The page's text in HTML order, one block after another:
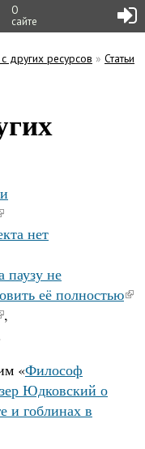
О
сайте
других ресурсов » Статьи
нет
паузу не
её полностью
,
«Философ
Юдковский о
и гоблинах в